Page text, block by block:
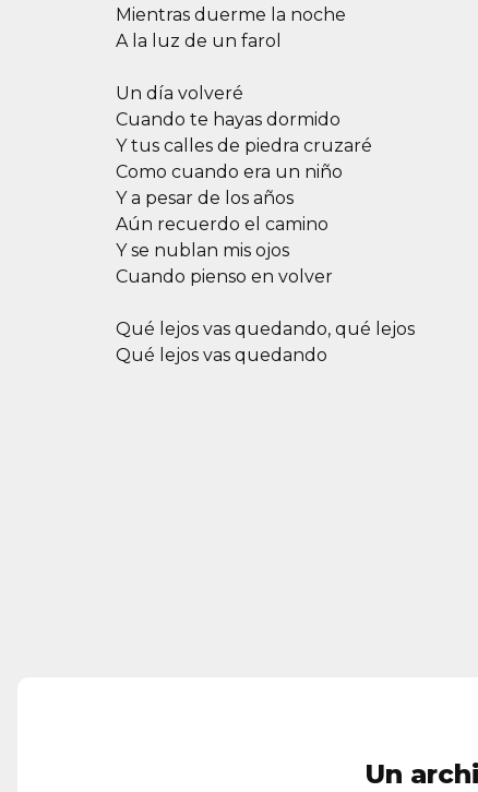
Mientras duerme la noche
A la luz de un farol
Un día volveré
Cuando te hayas dormido
Y tus calles de piedra cruzaré
Como cuando era un niño
Y a pesar de los años
Aún recuerdo el camino
Y se nublan mis ojos
Cuando pienso en volver
Qué lejos vas quedando, qué lejos
Qué lejos vas quedando
Un